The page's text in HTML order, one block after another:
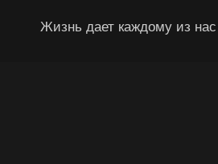
Жизнь дает каждому из